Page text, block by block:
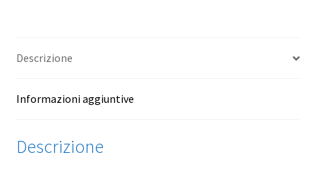
quantità
Descrizione
Informazioni aggiuntive
Descrizione